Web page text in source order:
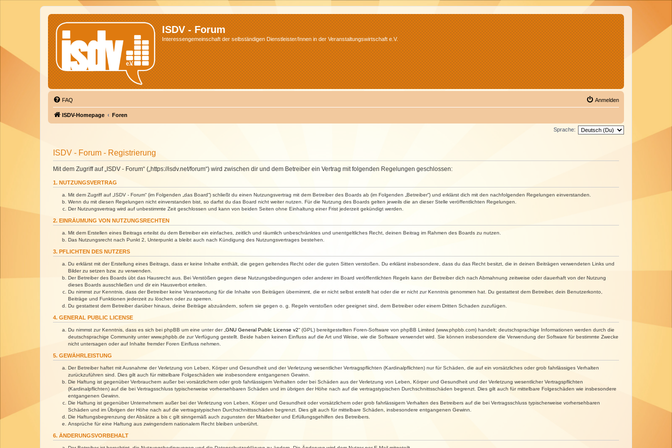
ISDV - Forum
Interessengemeinschaft der selbständigen Dienstleister/Innen in der Veranstaltungswirtschaft e.V.
FAQ Anmelden
ISDV-Homepage Foren
Sprache:
ISDV - Forum - Registrierung
Mit dem Zugriff auf „ISDV - Forum“ („https://isdv.net/forum“) wird zwischen dir und dem Betreiber ein Vertrag mit folgenden Regelungen geschlossen:
1. NUTZUNGSVERTRAG
Mit dem Zugriff auf „ISDV - Forum“ (im Folgenden „das Board“) schließt du einen Nutzungsvertrag mit dem Betreiber des Boards ab (im Folgenden „Betreiber“) und erklärst dich mit den nachfolgenden Regelungen einverstanden.
Wenn du mit diesen Regelungen nicht einverstanden bist, so darfst du das Board nicht weiter nutzen. Für die Nutzung des Boards gelten jeweils die an dieser Stelle veröffentlichten Regelungen.
Der Nutzungsvertrag wird auf unbestimmte Zeit geschlossen und kann von beiden Seiten ohne Einhaltung einer Frist jederzeit gekündigt werden.
2. EINRÄUMUNG VON NUTZUNGSRECHTEN
Mit dem Erstellen eines Beitrags erteilst du dem Betreiber ein einfaches, zeitlich und räumlich unbeschränktes und unentgeltliches Recht, deinen Beitrag im Rahmen des Boards zu nutzen.
Das Nutzungsrecht nach Punkt 2, Unterpunkt a bleibt auch nach Kündigung des Nutzungsvertrages bestehen.
3. PFLICHTEN DES NUTZERS
Du erklärst mit der Erstellung eines Beitrags, dass er keine Inhalte enthält, die gegen geltendes Recht oder die guten Sitten verstoßen. Du erklärst insbesondere, dass du das Recht besitzt, die in deinen Beiträgen verwendeten Links und
Bilder zu setzen bzw. zu verwenden.
Der Betreiber des Boards übt das Hausrecht aus. Bei Verstößen gegen diese Nutzungsbedingungen oder anderer im Board veröffentlichten Regeln kann der Betreiber dich nach Abmahnung zeitweise oder dauerhaft von der Nutzung
dieses Boards ausschließen und dir ein Hausverbot erteilen.
Du nimmst zur Kenntnis, dass der Betreiber keine Verantwortung für die Inhalte von Beiträgen übernimmt, die er nicht selbst erstellt hat oder die er nicht zur Kenntnis genommen hat. Du gestattest dem Betreiber, dein Benutzerkonto,
Beiträge und Funktionen jederzeit zu löschen oder zu sperren.
Du gestattest dem Betreiber darüber hinaus, deine Beiträge abzuändern, sofern sie gegen o. g. Regeln verstoßen oder geeignet sind, dem Betreiber oder einem Dritten Schaden zuzufügen.
4. GENERAL PUBLIC LICENSE
Du nimmst zur Kenntnis, dass es sich bei phpBB um eine unter der „ GNU General Public License v2“ (GPL) bereitgestellten Foren-Software von phpBB Limited (www.phpbb.com) handelt; deutschsprachige Informationen werden durch die
deutschsprachige Community unter www.phpbb.de zur Verfügung gestellt. Beide haben keinen Einfluss auf die Art und Weise, wie die Software verwendet wird. Sie können insbesondere die Verwendung der Software für bestimmte Zwecke
nicht untersagen oder auf Inhalte fremder Foren Einfluss nehmen.
5. GEWÄHRLEISTUNG
Der Betreiber haftet mit Ausnahme der Verletzung von Leben, Körper und Gesundheit und der Verletzung wesentlicher Vertragspflichten (Kardinalpflichten) nur für Schäden, die auf ein vorsätzliches oder grob fahrlässiges Verhalten
zurückzuführen sind. Dies gilt auch für mittelbare Folgeschäden wie insbesondere entgangenen Gewinn.
Die Haftung ist gegenüber Verbrauchern außer bei vorsätzlichem oder grob fahrlässigem Verhalten oder bei Schäden aus der Verletzung von Leben, Körper und Gesundheit und der Verletzung wesentlicher Vertragspflichten
(Kardinalpflichten) auf die bei Vertragsschluss typischerweise vorhersehbaren Schäden und im übrigen der Höhe nach auf die vertragstypischen Durchschnittsschäden begrenzt. Dies gilt auch für mittelbare Folgeschäden wie insbesondere
entgangenen Gewinn.
Die Haftung ist gegenüber Unternehmern außer bei der Verletzung von Leben, Körper und Gesundheit oder vorsätzlichem oder grob fahrlässigem Verhalten des Betreibers auf die bei Vertragsschluss typischerweise vorhersehbaren
Schäden und im Übrigen der Höhe nach auf die vertragstypischen Durchschnittsschäden begrenzt. Dies gilt auch für mittelbare Schäden, insbesondere entgangenen Gewinn.
Die Haftungsbegrenzung der Absätze a bis c gilt sinngemäß auch zugunsten der Mitarbeiter und Erfüllungsgehilfen des Betreibers.
Ansprüche für eine Haftung aus zwingendem nationalem Recht bleiben unberührt.
6. ÄNDERUNGSVORBEHALT